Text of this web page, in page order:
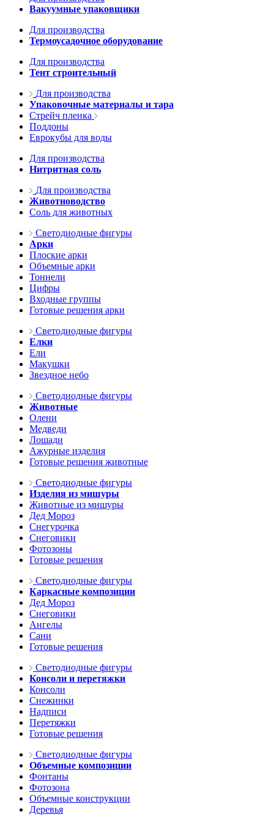
Вакуумные упаковщики
Для производства
Термоусадочное оборудование
Для производства
Тент строительный
Для производства
Упаковочные материалы и тара
Стрейч пленка
Поддоны
Еврокубы для воды
Для производства
Нитритная соль
Для производства
Животноводство
Соль для животных
Светодиодные фигуры
Арки
Плоские арки
Объемные арки
Тоннели
Цифры
Входные группы
Готовые решения арки
Светодиодные фигуры
Елки
Ели
Макушки
Звездное небо
Светодиодные фигуры
Животные
Олени
Медведи
Лошади
Ажурные изделия
Готовые решения животные
Светодиодные фигуры
Изделия из мишуры
Животные из мишуры
Дед Мороз
Снегурочка
Снеговики
Фотозоны
Готовые решения
Светодиодные фигуры
Каркасные композиции
Дед Мороз
Снеговики
Ангелы
Сани
Готовые решения
Светодиодные фигуры
Консоли и перетяжки
Консоли
Снежинки
Надписи
Перетяжки
Готовые решения
Светодиодные фигуры
Объемные композиции
Фонтаны
Фотозона
Объемные конструкции
Деревья